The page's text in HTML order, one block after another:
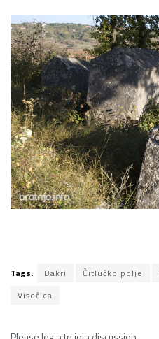
Tags: Bakri Čitlučko polje
Visočica